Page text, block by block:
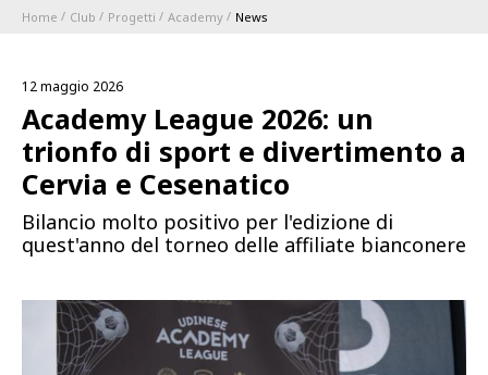
1896 MEMBERSHIP PROGRAM
STAGIONE
Coppa Italia
CLUB
MEETING CENTER
Home Club Progetti Academy News
12 maggio 2026
Academy League 2026: un
trionfo di sport e divertimento a
Cervia e Cesenatico
Bilancio molto positivo per l'edizione di
quest'anno del torneo delle affiliate bianconere